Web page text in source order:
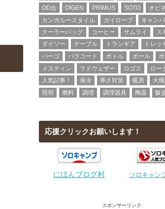
OD缶
OIGEN PRIMUS SOTO
オピ
カンガルースタイル
ガイロープ
キャン
クーラーバッグ
コーヒー サムライ
ス
ダイソー
テーブル トランギア
トレッ
バーゴ
パラコード ボトル ポール
メスティン
ラドウェザー ロゴス ロー
人気記事！
保冷 寒さ対策 暖房 火
照明
燃料 調理 調理器具 陶器 飯
応援クリックお願いします！
にほんブログ村 ソロキャン
スポンサーリンク